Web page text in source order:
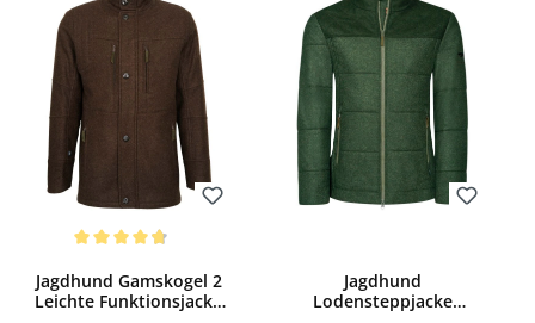
Bewerten
Jagdhund Gamskogel 2
Leichte Funktionsjacke
Jagdhund
Lodensteppjacke